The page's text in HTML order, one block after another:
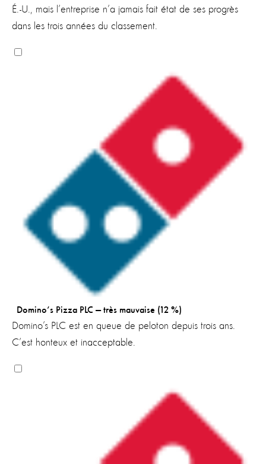
É.-U., mais l’entreprise n’a jamais fait état de ses progrès
dans les trois années du classement.
Domino’s Pizza PLC — très mauvaise (12 %)
Domino’s PLC est en queue de peloton depuis trois ans.
C’est honteux et inacceptable.